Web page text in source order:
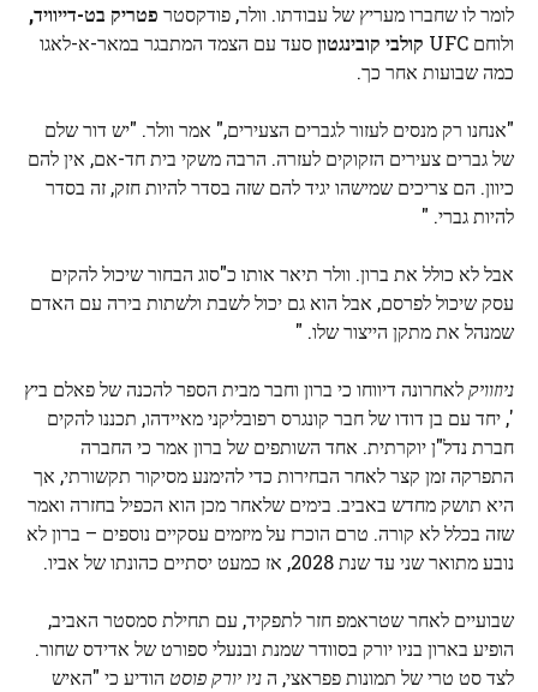
לומר לו שחברו מעריץ של עבודתו. וולר, פודקסטר פטריק בט-דייוויד,
ולוחם UFC
קולבי קובינגטוןסעד עם הצמד המתבגר במאר-א-לאגו
כמה שבועות אחר כך.
"אנחנו רק מנסים לעזור לגברים הצעירים," אמר וולר. "יש דור שלם
של גברים צעירים הזקוקים לעזרה. הרבה משקי בית חד-אם, אין להם
כיוון. הם צריכים שמישהו יגיד להם שזה בסדר להיות חזק, זה בסדר
להיות גברי. "
אבל לא כולל את ברון. וולר תיאר אותו כ"סוג הבחור שיכול להקים
עסק שיכול לפרסם, אבל הוא גם יכול לשבת ולשתות בירה עם האדם
שמנהל את מתקן הייצור שלו. "
ניוזוויקלאחרונה דיווחו כי ברון וחבר מבית הספר להכנה של פאלם ביץ
', יחד עם בן דודו של חבר קונגרס רפובליקני מאיידהו, תכננו להקים
חברת נדל"ן יוקרתית. אחד השותפים של ברון אמר כי החברה
התפרקה זמן קצר לאחר הבחירות כדי להימנע מסיקור תקשורתי, אך
היא תושק מחדש באביב. בימים שלאחר מכן הוא הכפיל בחזרה ואמר
שזה בכלל לא קורה. טרם הוכרז על מיזמים עסקיים נוספים – ברון לא
נובע מתואר שני עד שנת 2028, אז כמעט יסתיים כהונתו של אביו.
שבועיים לאחר שטראמפ חזר לתפקיד, עם תחילת סמסטר האביב,
הופיע בארון בניו יורק בסוודר שמנת ובנעלי ספורט של אדידס שחור.
לצד סט טרי של תמונות פפראצי, הניו יורק פוסט הודיע ​​כי "האיש